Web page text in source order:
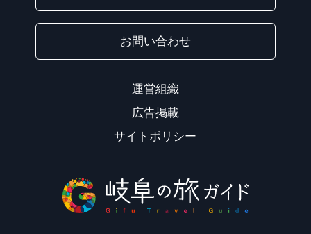
お問い合わせ
運営組織
広告掲載
サイトポリシー